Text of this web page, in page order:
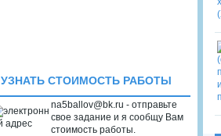
УЗНАТЬ СТОИМОСТЬ РАБОТЫ
na5ballov@bk.ru - отправьте
свое задание и я сообщу Вам
стоимость работы.